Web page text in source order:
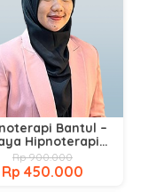
Bantul –
Hipnoterapi
Aulia Rahmi
Rp 900.000
Rp 450.000